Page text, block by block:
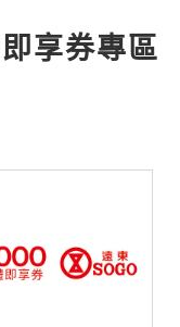
享券專區